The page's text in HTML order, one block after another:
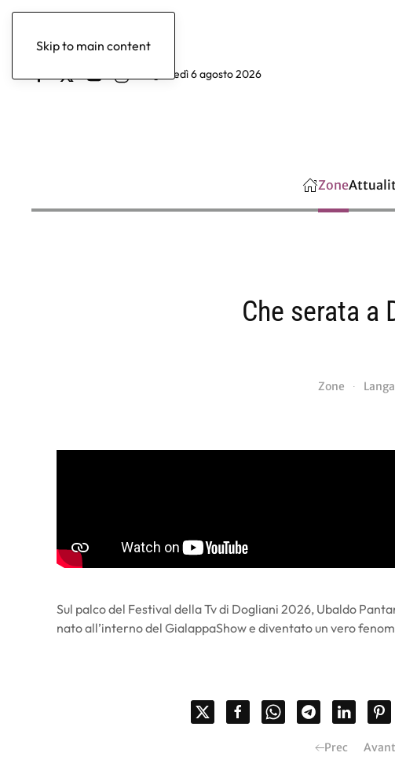
Skip to main content
giovedì 6 agosto 2026
Zone
Che serata a
Zone Langa
Sul palco del Festival della Tv di Dogliani 2026, Ubaldo
nato all’interno del GialappaShow e diventato un vero
Prec